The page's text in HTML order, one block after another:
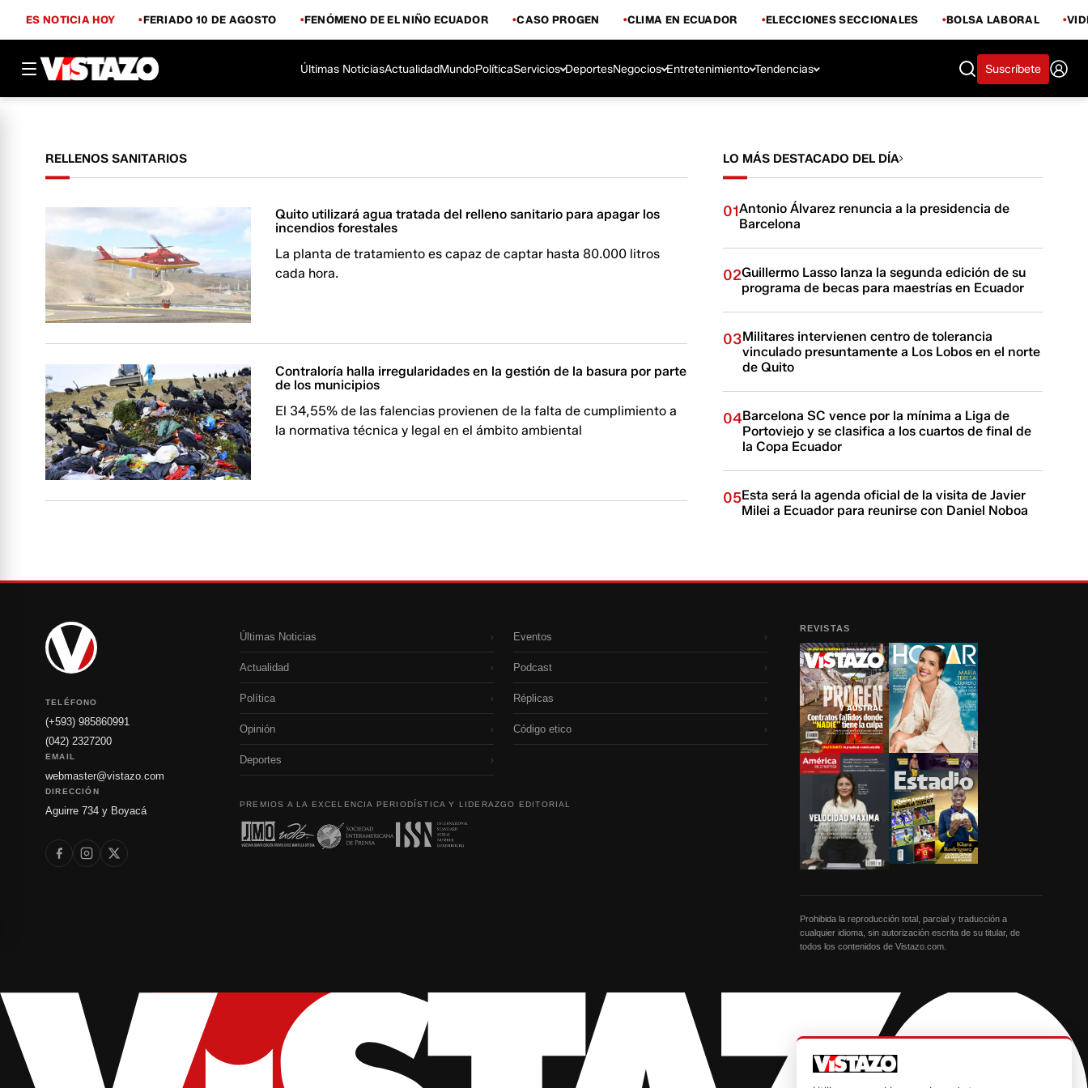
ES NOTICIA HOY FERIADO 10 DE AGOSTO FENÓMENO DE EL NIÑO ECUADOR CASO PROGEN CLIMA EN ECUADOR ELECCIONES SECCIONALES BOLSA LABORAL
Últimas NoticiasActualidadMundoPolíticaServicios DeportesNegocios Entretenimiento Tendencias Suscríbete
RELLENOS SANITARIOS
Quito utilizará agua tratada del relleno sanitario para apagar los
incendios forestales
La planta de tratamiento es capaz de captar hasta 80.000 litros
cada hora.
Contraloría halla irregularidades en la gestión de la basura por parte
de los municipios
El 34,55% de las falencias provienen de la falta de cumplimiento a
la normativa técnica y legal en el ámbito ambiental
LO MÁS DESTACADO DEL DÍA
01Antonio Álvarez renuncia a la presidencia de
Barcelona
02Guillermo Lasso lanza la segunda edición de su
programa de becas para maestrías en Ecuador
03Militares intervienen centro de tolerancia
vinculado presuntamente a Los Lobos en el norte
de Quito
04Barcelona SC vence por la mínima a Liga de
Portoviejo y se clasifica a los cuartos de final de
la Copa Ecuador
05Esta será la agenda oficial de la visita de Javier
Milei a Ecuador para reunirse con Daniel Noboa
TELÉFONO
(+593) 985860991
(042) 2327200
EMAIL
webmaster@vistazo.com
DIRECCIÓN
Aguirre 734 y Boyacá
Últimas Noticias ›
Actualidad ›
Política ›
Opinión ›
Deportes ›
Eventos ›
Podcast ›
Réplicas ›
Código etico ›
PREMIOS A LA EXCELENCIA PERIODÍSTICA Y LIDERAZGO EDITORIAL
REVISTAS
Prohibida la reproducción total, parcial y traducción a
cualquier idioma, sin autorización escrita de su titular, de
todos los contenidos de Vistazo.com.